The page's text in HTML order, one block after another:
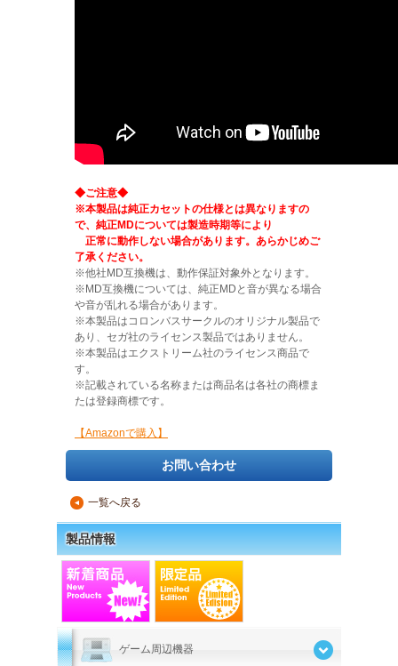
◆ご注意◆
※本製品は純正カセットの仕様とは異なりますの
で、純正MDについては製造時期等により
正常に動作しない場合があります。あらかじめご
了承ください。
※他社MD互換機は、動作保証対象外となります。
※MD互換機については、純正MDと音が異なる場合
や音が乱れる場合があります。
※本製品はコロンバスサークルのオリジナル製品で
あり、セガ社のライセンス製品ではありません。
※本製品はエクストリーム社のライセンス商品で
す。
※記載されている名称または商品名は各社の商標ま
たは登録商標です。
【Amazonで購入】
お問い合わせ
▲ 一覧へ戻る
製品情報
ゲーム周辺機器